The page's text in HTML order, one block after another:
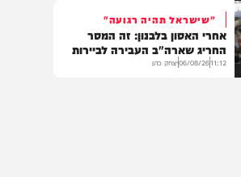
פחות מדקה על הבמה
ראש עיריית ניו יורק הוברח אחרי
מטח קריאות בוז
11:35
06/08/26יצחק כהן